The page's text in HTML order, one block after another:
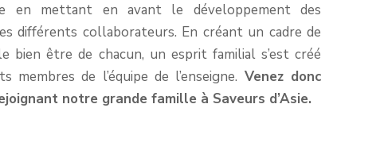
en mettant en avant le développement des
différents collaborateurs. En créant un cadre de
bien être de chacun, un esprit familial s’est créé
de l’équipe de l’enseigne. Venez donc
notre grande famille à Saveurs d’Asie.